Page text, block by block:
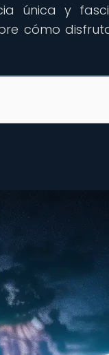
única y
cómo